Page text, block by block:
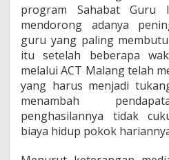
program Sahabat Guru
mendorong adanya
guru yang paling
itu setelah beberapa
melalui ACT Malang telah
yang harus menjadi
menambah
penghasilannya tidak
biaya hidup pokok